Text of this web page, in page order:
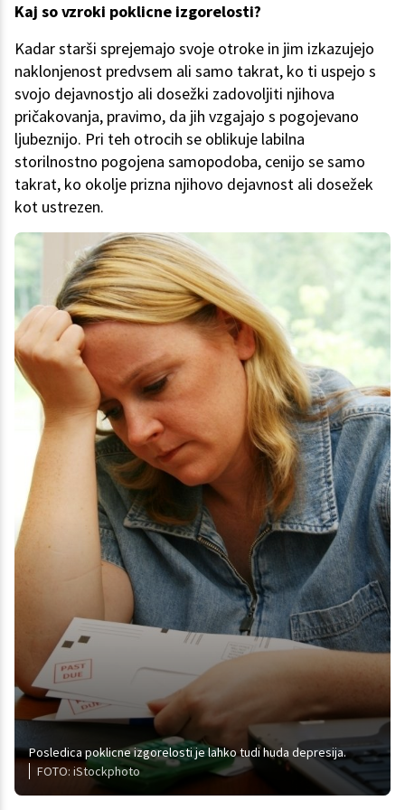
Kaj so vzroki poklicne izgorelosti?
Kadar starši sprejemajo svoje otroke in jim izkazujejo
naklonjenost predvsem ali samo takrat, ko ti uspejo s
svojo dejavnostjo ali dosežki zadovoljiti njihova
pričakovanja, pravimo, da jih vzgajajo s pogojevano
ljubeznijo. Pri teh otrocih se oblikuje labilna
storilnostno pogojena samopodoba, cenijo se samo
takrat, ko okolje prizna njihovo dejavnost ali dosežek
kot ustrezen.
Posledica poklicne izgorelosti je lahko tudi huda depresija.
FOTO: iStockphoto